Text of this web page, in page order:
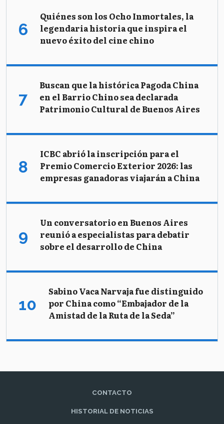
Quiénes son los Ocho Inmortales, la
legendaria historia que inspira el
nuevo éxito del cine chino
Buscan que la histórica Pagoda China
en el Barrio Chino sea declarada
Patrimonio Cultural de Buenos Aires
ICBC abrió la inscripción para el
Premio Comercio Exterior 2026: las
empresas ganadoras viajarán a China
Un conversatorio en Buenos Aires
reunió a especialistas para debatir
sobre el desarrollo de China
Sabino Vaca Narvaja fue distinguido
por China como “Embajador de la
Amistad de la Ruta de la Seda”
CONTACTO
HISTORIAL DE NOTICIAS